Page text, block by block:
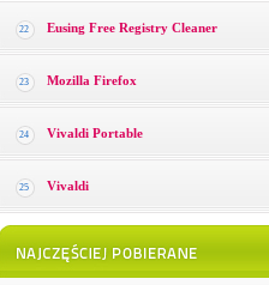
22 Eusing Free Registry Cleaner
23 Mozilla Firefox
24 Vivaldi Portable
25 Vivaldi